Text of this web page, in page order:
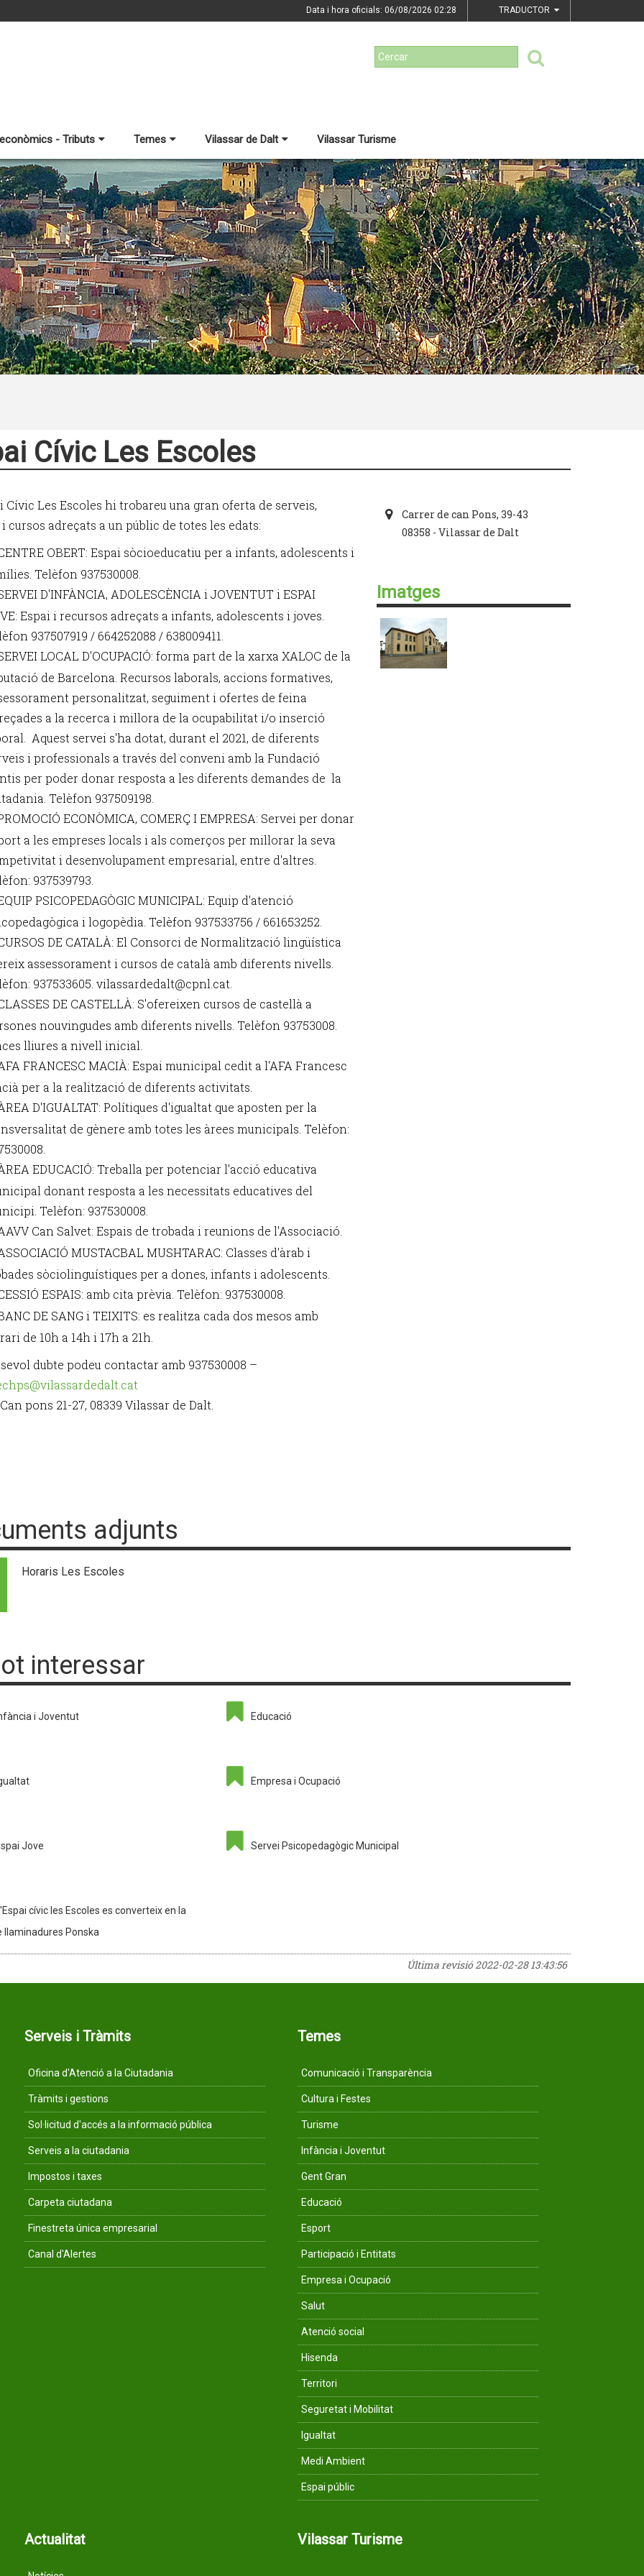
Data i hora oficials: 06/08/2026 02:28 TRADUCTOR
- Tributs Temes Vilassar de Dalt Vilassar Turisme
Cívic Les Escoles
Cívic Les Escoles hi trobareu una gran oferta de serveis,
cursos adreçats a un públic de totes les edats:
OBERT: Espai sòcioeducatiu per a infants, adolescents i
Telèfon 937530008.
D'INFÀNCIA, ADOLESCÈNCIA i JOVENTUT i ESPAI
Espai i recursos adreçats a infants, adolescents i joves.
937507919 / 664252088 / 638009411.
LOCAL D'OCUPACIÓ: forma part de la xarxa XALOC de la
de Barcelona. Recursos laborals, accions formatives,
personalitzat, seguiment i ofertes de feina
a la recerca i millora de la ocupabilitat i/o inserció
Aquest servei s'ha dotat, durant el 2021, de diferents
i professionals a través del conveni amb la Fundació
per poder donar resposta a les diferents demandes de la
Telèfon 937509198.
ECONÒMICA, COMERÇ I EMPRESA: Servei per donar
a les empreses locals i als comerços per millorar la seva
i desenvolupament empresarial, entre d'altres.
937539793.
PSICOPEDAGÒGIC MUNICIPAL: Equip d'atenció
i logopèdia. Telèfon 937533756 / 661653252.
DE CATALÀ: El Consorci de Normalització lingüística
assessorament i cursos de català amb diferents nivells.
937533605. vilassardedalt@cpnl.cat.
DE CASTELLÀ: S'ofereixen cursos de castellà a
nouvingudes amb diferents nivells. Telèfon 93753008.
lliures a nivell inicial.
FRANCESC MACIÀ: Espai municipal cedit a l'AFA Francesc
per a la realització de diferents activitats.
D'IGUALTAT: Polítiques d'igualtat que aposten per la
de gènere amb totes les àrees municipals. Telèfon:
EDUCACIÓ: Treballa per potenciar l'acció educativa
donant resposta a les necessitats educatives del
Telèfon: 937530008.
Can Salvet: Espais de trobada i reunions de l'Associació.
MUSTACBAL MUSHTARAC: Classes d'àrab i
sòciolinguístiques per a dones, infants i adolescents.
ESPAIS: amb cita prèvia. Telèfon: 937530008.
DE SANG i TEIXITS: es realitza cada dos mesos amb
de 10h a 14h i 17h a 21h.
dubte podeu contactar amb 937530008 –
pons 21-27, 08339 Vilassar de Dalt.
Carrer de can Pons, 39-43
08358 - Vilassar de Dalt
Imatges
adjunts
Horaris Les Escoles
interessar
i Joventut Educació
Empresa i Ocupació
Jove Servei Psicopedagògic Municipal
L'Espai cívic les Escoles es converteix en la
llaminadures Ponska
Última revisió2022-02-28 13:43:56
Serveis i Tràmits
Oficina d'Atenció a la Ciutadania
Tràmits i gestions
Sol·licitud d'accés a la informació pública
Serveis a la ciutadania
Impostos i taxes
Carpeta ciutadana
Finestreta única empresarial
Canal d'Alertes
Temes
Comunicació i Transparència
Cultura i Festes
Turisme
Infància i Joventut
Gent Gran
Educació
Esport
Participació i Entitats
Empresa i Ocupació
Salut
Atenció social
Hisenda
Territori
Seguretat i Mobilitat
Igualtat
Medi Ambient
Espai públic
Actualitat Vilassar Turisme